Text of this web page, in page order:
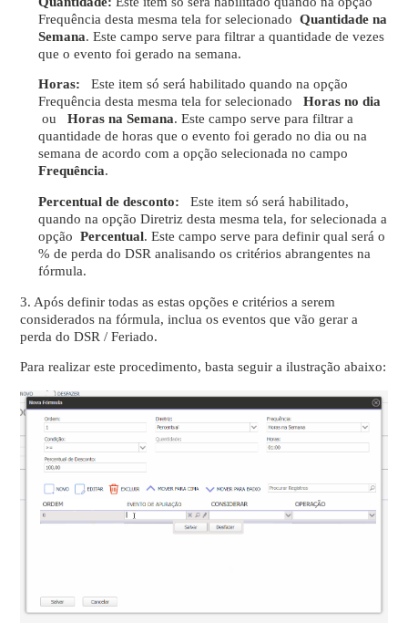
Frequência desta mesma tela for selecionadoQuantidade na
Semana. Este campo serve para filtrar a quantidade de vezes
que o evento foi gerado na semana.
Horas: Este item só será habilitado quando na opção
Frequência desta mesma tela for selecionadoHoras no dia
ouHoras na Semana. Este campo serve para filtrar a
quantidade de horas que o evento foi gerado no dia ou na
semana de acordo com a opção selecionada no campo
Frequência.
Percentual de desconto: Este item só será habilitado,
quando na opção Diretriz desta mesma tela, for selecionada a
opçãoPercentual. Este campo serve para definir qual será o
% de perda do DSR analisando os critérios abrangentes na
fórmula.
3. Após definir todas as estas opções e critérios a serem
considerados na fórmula, inclua os eventos que vão gerar a
perda do DSR / Feriado.
Para realizar este procedimento, basta seguir a ilustração abaixo: